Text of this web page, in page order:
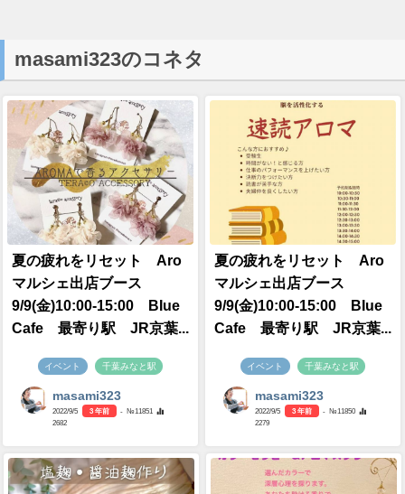
masami323のコネタ
夏の疲れをリセット Aro
マルシェ出店ブース
9/9(金)10:00-15:00 BIue
Cafe 最寄り駅 JR京葉...
イベント 千葉みなと駅
masami323
2022/9/5 3 年前
- №11851
2682
夏の疲れをリセット Aro
マルシェ出店ブース
9/9(金)10:00-15:00 BIue
Cafe 最寄り駅 JR京葉...
イベント 千葉みなと駅
masami323
2022/9/5 3 年前
- №11850
2279